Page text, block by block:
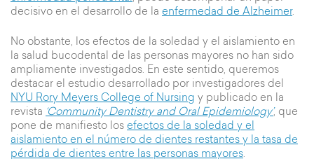
decisivo en el desarrollo de la enfermedad de Alzheimer.
No obstante, los efectos de la soledad y el aislamiento en
la salud bucodental de las personas mayores no han sido
ampliamente investigados. En este sentido, queremos
destacar el estudio desarrollado por investigadores del
NYU Rory Meyers College of Nursing y publicado en la
revista ‘Community Dentistry and Oral Epidemiology’, que
pone de manifiesto los efectos de la soledad y el
aislamiento en el número de dientes restantes y la tasa de
pérdida de dientes entre las personas mayores.